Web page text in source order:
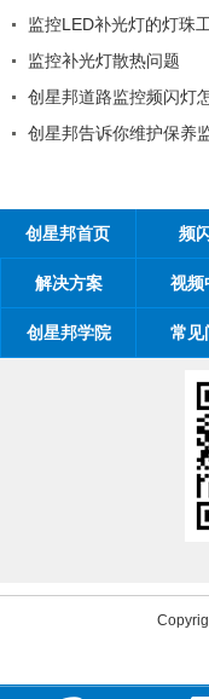
监控LED补光灯的灯珠
监控补光灯散热问题
创星邦道路监控频闪灯
创星邦告诉你维护保养
创星邦首页 频
解决方案 视频
创星邦学院 常见